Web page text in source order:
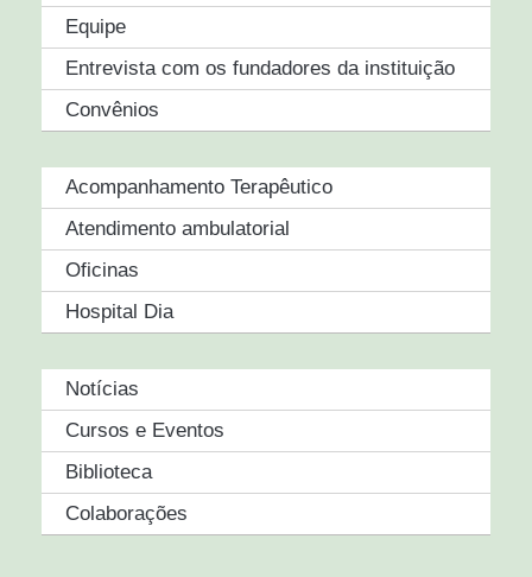
Equipe
Entrevista com os fundadores da instituição
Convênios
Acompanhamento Terapêutico
Atendimento ambulatorial
Oficinas
Hospital Dia
Notícias
Cursos e Eventos
Biblioteca
Colaborações